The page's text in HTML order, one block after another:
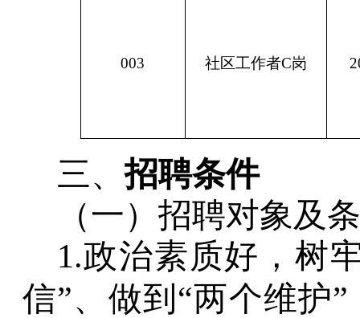
003 社区工作者C岗
三、招聘条件
（一）招聘对象及
1.政治素质好，树
信”、做到 “两个维护